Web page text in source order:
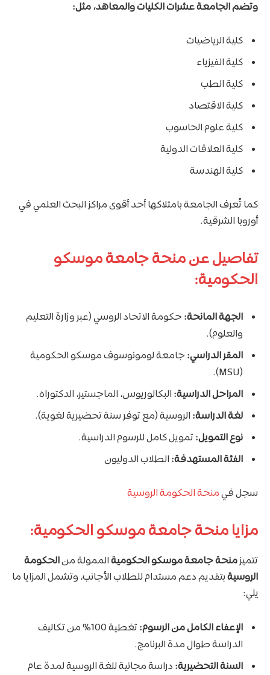
وتضم الجامعة عشرات الكليات والمعاهد، مثل:
كلية الرياضيات
كلية الفيزياء
كلية الطب
كلية الاقتصاد
كلية علوم الحاسوب
كلية العلاقات الدولية
كلية الهندسة
كما تُعرف الجامعة بامتلاكها أحد أقوى مراكز البحث العلمي في
أوروبا الشرقية.
تفاصيل عن منحة جامعة موسكو
الحكومية:
الجهة المانحة: حكومة الاتحاد الروسي (عبر وزارة التعليم
والعلوم).
المقر الدراسي: جامعة لومونوسوف موسكو الحكومية
(MSU).
المراحل الدراسية: البكالوريوس، الماجستير، الدكتوراه.
لغة الدراسة: الروسية (مع توفر سنة تحضيرية لغوية).
نوع التمويل:تمويل كامل للرسوم الدراسية.
الفئة المستهدفة: الطلاب الدوليون
سجل فيمنحة الحكومة الروسية
مزايا منحة جامعة موسكو الحكومية:
تتميزمنحة جامعة موسكو الحكوميةالممولة منالحكومة
الروسيةبتقديم دعم مستدام للطلاب الأجانب، وتشمل المزايا ما
يلي:
الإعفاء الكامل من الرسوم:
تغطية 100% من تكاليف
الدراسة طوال مدة البرنامج.
السنة التحضيرية: دراسة مجانية للغة الروسية لمدة عام